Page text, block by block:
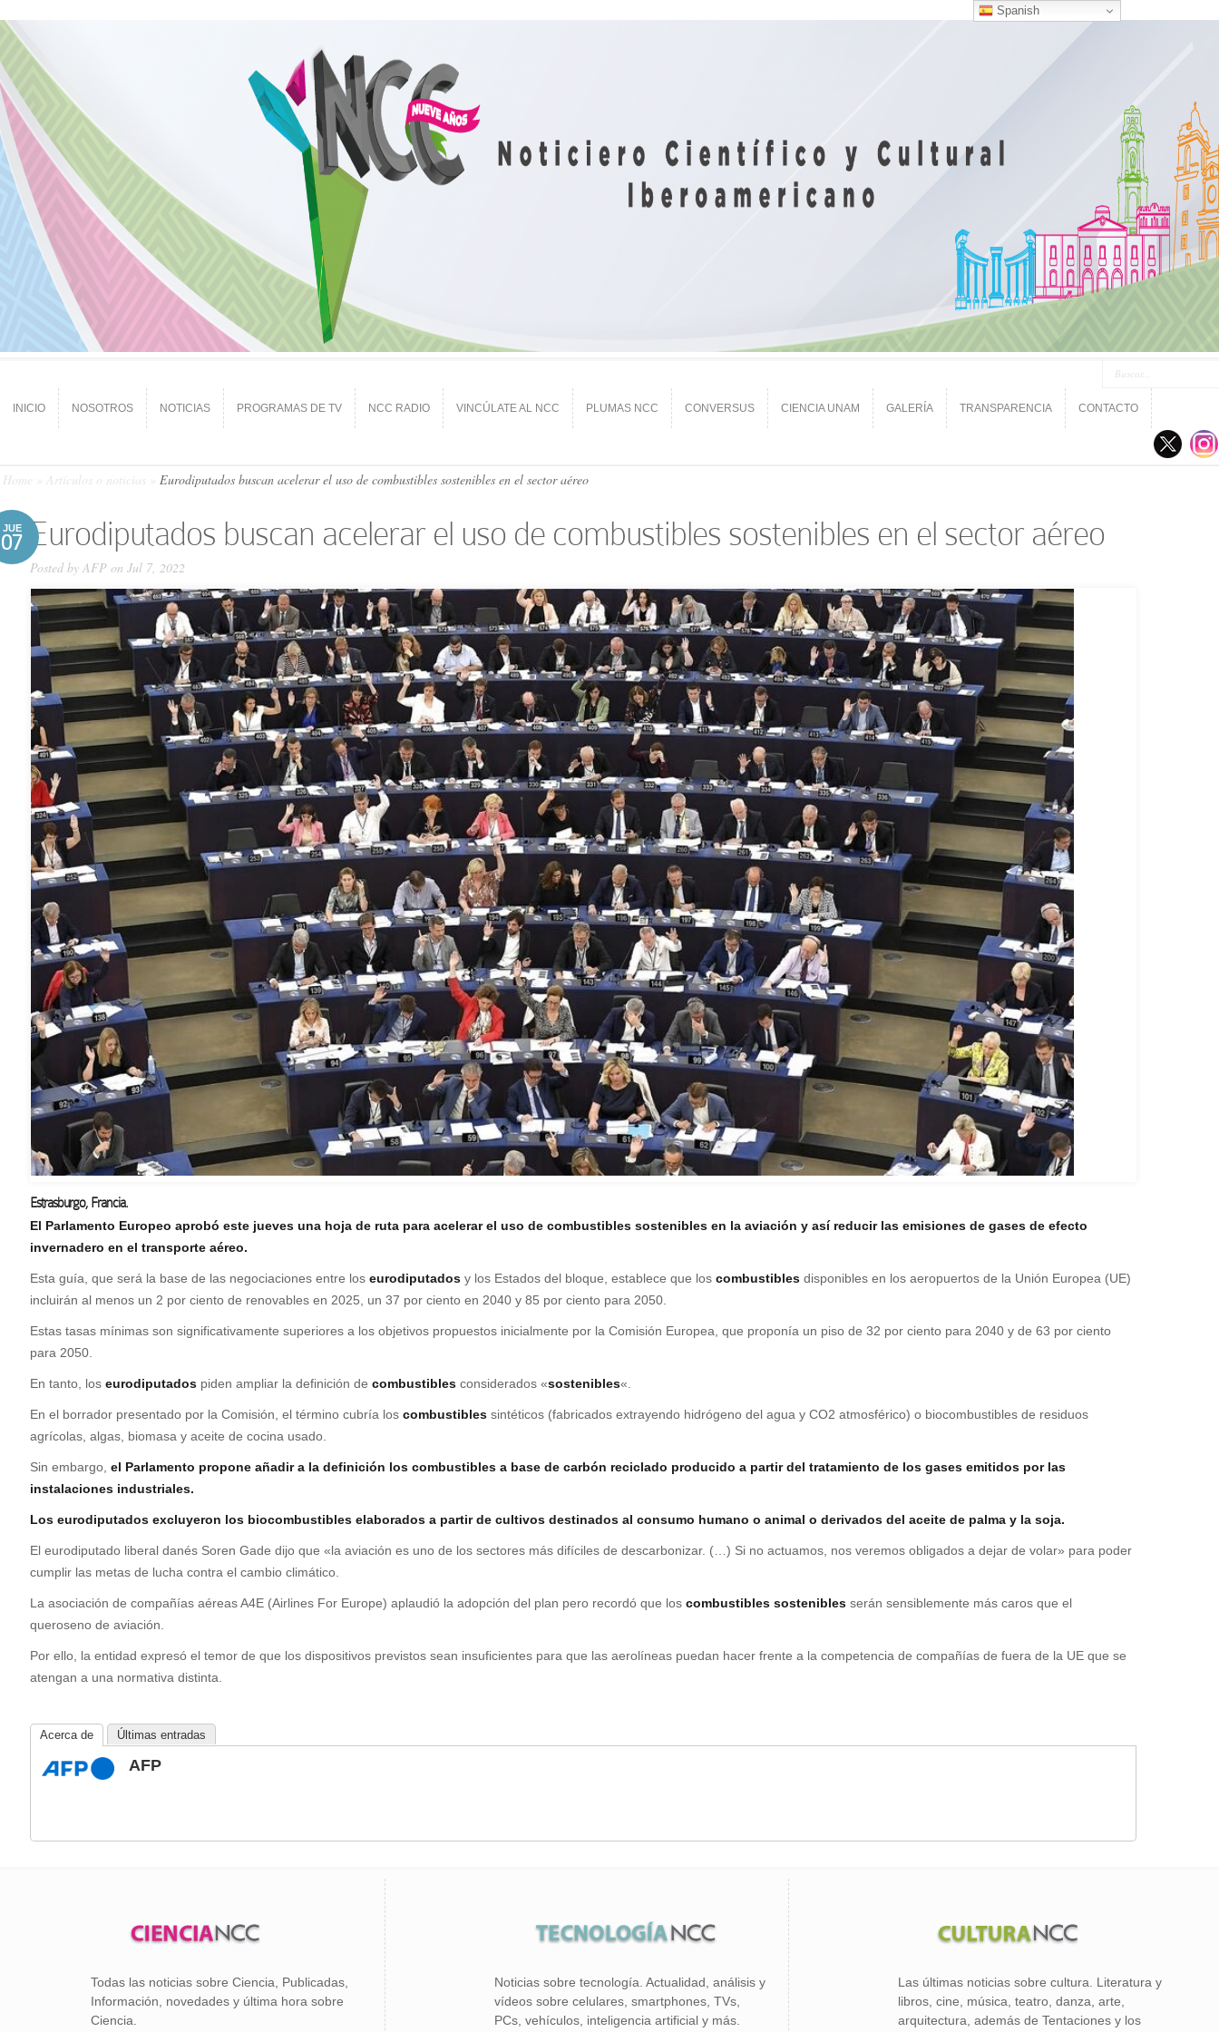
INICIO NOSOTROS NOTICIAS PROGRAMAS DE TV NCC RADIO VINCÚLATE AL NCC PLUMAS NCC CONVERSUS CIENCIA UNAM GALERÍA TRANSPARENCIA CONTACTO
Home Artículos o noticias Eurodiputados buscan acelerar el uso de combustibles sostenibles en el sector aéreo
JUE
07 Eurodiputados buscan acelerar el uso de combustibles sostenibles en el sector aéreo
Posted by AFP on Jul 7, 2022
Estrasburgo, Francia.
El Parlamento Europeo aprobó este jueves una hoja de ruta para acelerar el uso de combustibles sostenibles en la aviación y así reducir las emisiones de gases de efecto
invernadero en el transporte aéreo.
Esta guía, que será la base de las negociaciones entre los eurodiputados y los Estados del bloque, establece que los combustibles disponibles en los aeropuertos de la Unión Europea (UE)
incluirán al menos un 2 por ciento de renovables en 2025, un 37 por ciento en 2040 y 85 por ciento para 2050.
Estas tasas mínimas son significativamente superiores a los objetivos propuestos inicialmente por la Comisión Europea, que proponía un piso de 32 por ciento para 2040 y de 63 por ciento
para 2050.
En tanto, los eurodiputados piden ampliar la definición de combustibles considerados «sostenibles«.
En el borrador presentado por la Comisión, el término cubría los combustibles sintéticos (fabricados extrayendo hidrógeno del agua y CO2 atmosférico) o biocombustibles de residuos
agrícolas, algas, biomasa y aceite de cocina usado.
Sin embargo, el Parlamento propone añadir a la definición los combustibles a base de carbón reciclado producido a partir del tratamiento de los gases emitidos por las
instalaciones industriales.
Los eurodiputados excluyeron los biocombustibles elaborados a partir de cultivos destinados al consumo humano o animal o derivados del aceite de palma y la soja.
El eurodiputado liberal danés Soren Gade dijo que «la aviación es uno de los sectores más difíciles de descarbonizar. (…) Si no actuamos, nos veremos obligados a dejar de volar» para poder
cumplir las metas de lucha contra el cambio climático.
La asociación de compañías aéreas A4E (Airlines For Europe) aplaudió la adopción del plan pero recordó que los combustibles sostenibles serán sensiblemente más caros que el
queroseno de aviación.
Por ello, la entidad expresó el temor de que los dispositivos previstos sean insuficientes para que las aerolíneas puedan hacer frente a la competencia de compañías de fuera de la UE que se
atengan a una normativa distinta.
Acerca de Últimas entradas
AFP
Todas las noticias sobre Ciencia, Publicadas,
Información, novedades y última hora sobre
Ciencia.
Noticias sobre tecnología. Actualidad, análisis y
vídeos sobre celulares, smartphones, TVs,
PCs, vehículos, inteligencia artificial y más.
Las últimas noticias sobre cultura. Literatura y
libros, cine, música, teatro, danza, arte,
arquitectura, además de Tentaciones y los
Spanish